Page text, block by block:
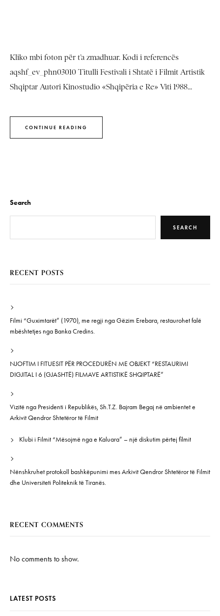
Kliko mbi foton për t’a zmadhuar. Kodi i referencës
aqshf_ev_phn03010 Titulli Festivali i Shtatë i Filmit Artistik
Shqiptar Autori Kinostudio «Shqipëria e Re» Viti 1988...
CONTINUE READING
Search
SEARCH
RECENT POSTS
Filmi “Guximtarët” (1970), me regji nga Gëzim Erebara, restaurohet falë
mbështetjes nga Banka Credins.
NJOFTIM I FITUESIT PËR PROCEDURËN ME OBJEKT “RESTAURIMI
DIGJITAL I 6 (GJASHTË) FILMAVE ARTISTIKË SHQIPTARË”
Vizitë nga Presidenti i Republikës, Sh.T.Z. Bajram Begaj në ambientet e
Arkivit Qendror Shtetëror të Filmit
Klubi i Filmit “Mësojmë nga e Kaluara” – një diskutim përtej filmit
Nënshkruhet protokoll bashkëpunimi mes Arkivit Qendror Shtetëror të Filmit
dhe Universiteti Politeknik të Tiranës.
RECENT COMMENTS
No comments to show.
LATEST POSTS